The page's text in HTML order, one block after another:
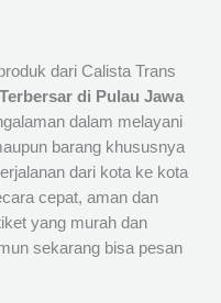
dari Calista Trans
di Pulau Jawa
dalam melayani
barang khususnya
dari kota ke kota
cepat, aman dan
yang murah dan
sekarang bisa pesan